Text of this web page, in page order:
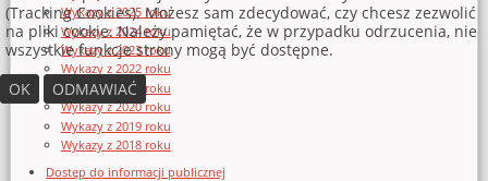
Wykazy z 2025 roku
Wykazy z 2024 roku
Wykazy z 2023 roku
Wykazy z 2022 roku
Wykazy z 2021 roku
Wykazy z 2020 roku
Wykazy z 2019 roku
Wykazy z 2018 roku
Dostęp do informacji publicznej
(Tracking Cookies). Możesz sam zdecydować, czy chcesz zezwolić
na pliki cookie. Należy pamiętać, że w przypadku odrzucenia, nie
wszystkie funkcje strony mogą być dostępne.
OK
ODMAWIAĆ